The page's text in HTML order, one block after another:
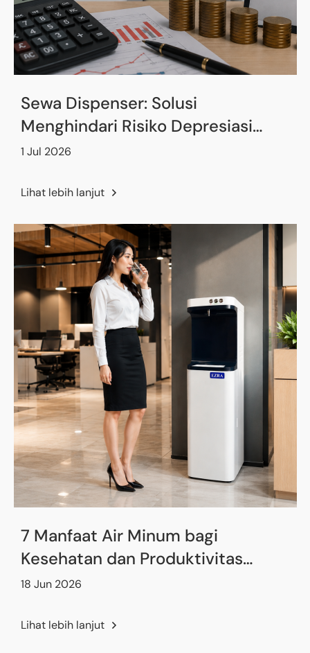
Sewa Dispenser: Solusi
Menghindari Risiko Depresiasi
Peralatan Kantor
1 Jul 2026
Lihat lebih lanjut
7 Manfaat Air Minum bagi
Kesehatan dan Produktivitas
Karyawan
18 Jun 2026
Lihat lebih lanjut